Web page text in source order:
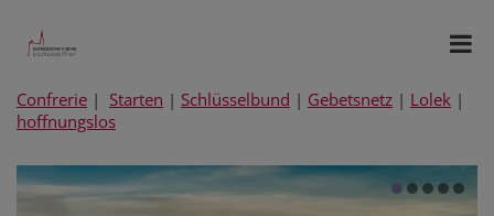
Confrerie | Starten | Schlüsselbund | Gebetsnetz | Lolek |
hoffnungslos